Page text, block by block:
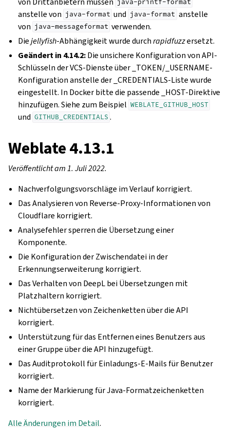
java-printf-format
anstelle von java-format und java-format anstelle
von java-messageformat verwenden.
Diejellyfish-Abhängigkeit wurde durchrapidfuzzersetzt.
Geändert in 4.14.2:Die unsichere Konfiguration von API-
Schlüsseln der VCS-Dienste über _TOKEN/_USERNAME-
Konfiguration anstelle der _CREDENTIALS-Liste wurde
eingestellt. In Docker bitte die passende _HOST-Direktive
hinzufügen. Siehe zum Beispiel WEBLATE_GITHUB_HOST
und GITHUB_CREDENTIALS .
Weblate 4.13.1
Veröffentlicht am 1. Juli 2022.
Nachverfolgungsvorschläge im Verlauf korrigiert.
Das Analysieren von Reverse-Proxy-Informationen von
Cloudflare korrigiert.
Analysefehler sperren die Übersetzung einer
Komponente.
Die Konfiguration der Zwischendatei in der
Erkennungserweiterung korrigiert.
Das Verhalten von DeepL bei Übersetzungen mit
Platzhaltern korrigiert.
Nichtübersetzen von Zeichenketten über die API
korrigiert.
Unterstützung für das Entfernen eines Benutzers aus
einer Gruppe über die API hinzugefügt.
Das Auditprotokoll für Einladungs-E-Mails für Benutzer
korrigiert.
Name der Markierung für Java-Formatzeichenketten
korrigiert.
Alle Änderungen im Detail.